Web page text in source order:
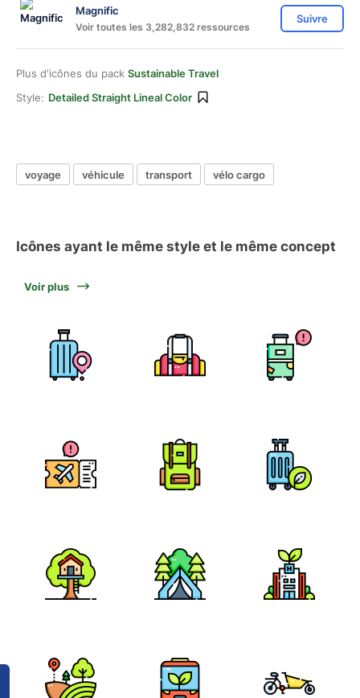
Magnific
Voir toutes les 3,282,832 ressources
Suivre
Plus d'icônes du pack Sustainable Travel
Style: Detailed Straight Lineal Color
voyage véhicule transport vélo cargo
Icônes ayant le même style et le même concept
Voir plus